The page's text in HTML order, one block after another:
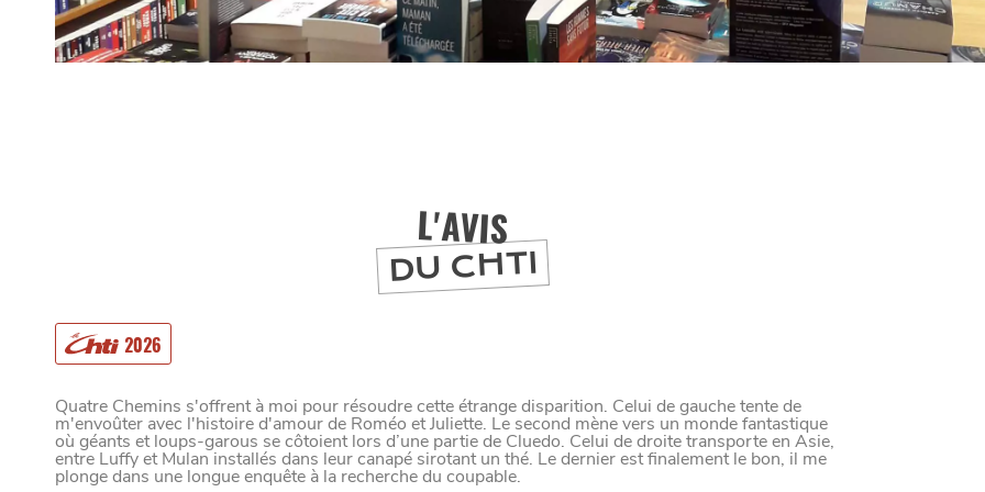
L'AVIS
DU CHTI
2026
Quatre Chemins s'offrent à moi pour résoudre cette étrange disparition. Celui de gauche tente de
m'envoûter avec l'histoire d'amour de Roméo et Juliette. Le second mène vers un monde fantastique
où géants et loups-garous se côtoient lors d’une partie de Cluedo. Celui de droite transporte en Asie,
entre Luffy et Mulan installés dans leur canapé sirotant un thé. Le dernier est finalement le bon, il me
plonge dans une longue enquête à la recherche du coupable.